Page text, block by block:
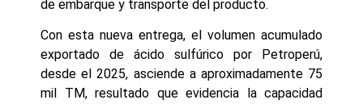
de embarque y transporte del producto.
Con esta nueva entrega, el volumen acumulado
exportado de ácido sulfúrico por Petroperú,
desde el 2025, asciende a aproximadamente 75
mil TM, resultado que evidencia la capacidad